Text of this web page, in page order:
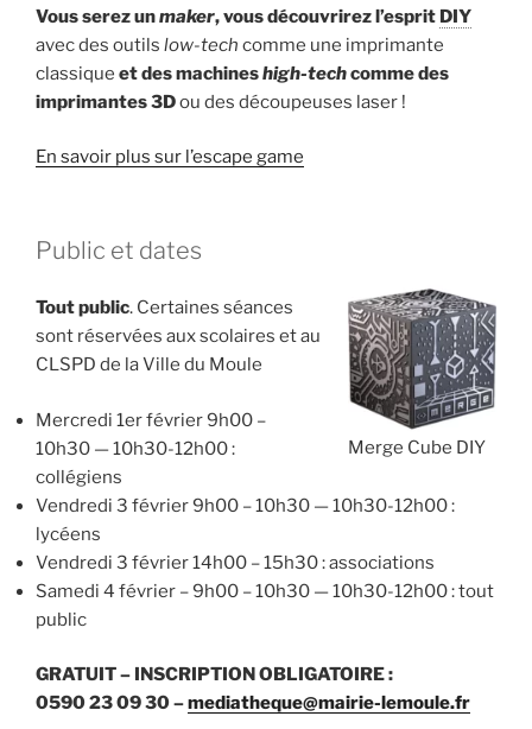
Vous serez unmaker, vous découvrirez l’esprit DIY
avec des outils low-tech comme une imprimante
classique et des machineshigh-techcomme des
imprimantes 3Dou des découpeuses laser !
En savoir plus sur l’escape game
Public et dates
Merge Cube DIY
Tout public. Certaines séances
sont réservées aux scolaires et au
CLSPD de la Ville du Moule
Mercredi 1er février 9h00 –
10h30 — 10h30-12h00 :
collégiens
Vendredi 3 février 9h00 – 10h30 — 10h30-12h00 :
lycéens
Vendredi 3 février 14h00 – 15h30 : associations
Samedi 4 février – 9h00 – 10h30 — 10h30-12h00 : tout
public
GRATUIT – INSCRIPTION OBLIGATOIRE :
0590 23 09 30 –mediatheque@mairie-lemoule.fr